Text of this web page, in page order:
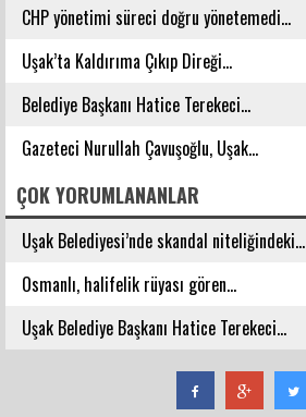
CHP yönetimi süreci doğru yönetemedi...
Uşak’ta Kaldırıma Çıkıp Direği...
Belediye Başkanı Hatice Terekeci...
Gazeteci Nurullah Çavuşoğlu, Uşak...
ÇOK YORUMLANANLAR
Uşak Belediyesi’nde skandal niteliğindeki...
Osmanlı, halifelik rüyası gören...
Uşak Belediye Başkanı Hatice Terekeci...